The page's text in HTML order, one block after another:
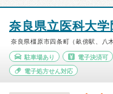
奈良県立医科大
奈良県橿原市四条町（畝傍駅、八
駐車場あり 電子決済可
電子処方せん対応